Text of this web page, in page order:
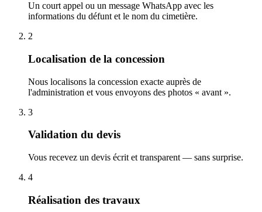
Un court appel ou un message WhatsApp avec les
informations du défunt et le nom du cimetière.
2
Localisation de la concession
Nous localisons la concession exacte auprès de
l'administration et vous envoyons des photos « avant ».
3
Validation du devis
Vous recevez un devis écrit et transparent — sans surprise.
4
Réalisation des travaux